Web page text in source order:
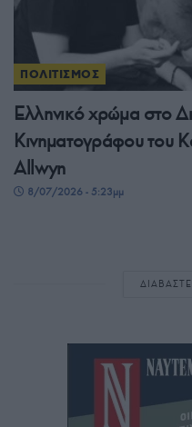
ΠΟΛΙΤΙΣΜΟΣ
Ελληνικό χρώμα στο
Κινηματογράφου του
Allwyn
8/07/2026 - 5:23μμ